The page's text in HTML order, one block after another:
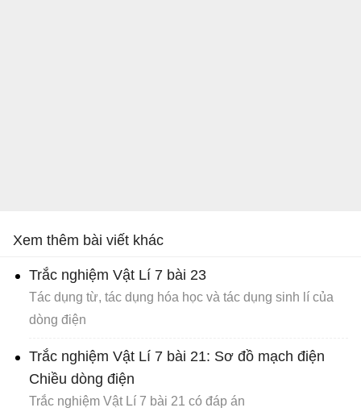
Xem thêm bài viết khác
Trắc nghiệm Vật Lí 7 bài 23
Tác dụng từ, tác dụng hóa học và tác dụng sinh lí của
dòng điện
Trắc nghiệm Vật Lí 7 bài 21: Sơ đồ mạch điện
Chiều dòng điện
Trắc nghiệm Vật Lí 7 bài 21 có đáp án